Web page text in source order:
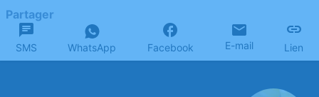
Partager
SMS WhatsApp Facebook E-mail Lien